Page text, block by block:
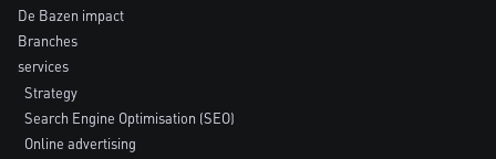
De Bazen impact
Branches
services
Strategy
Search Engine Optimisation (SEO)
Online advertising